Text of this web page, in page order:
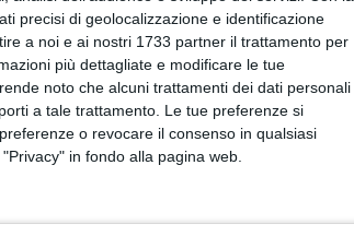
precisi di geolocalizzazione e identificazione
a noi e ai nostri 1733 partner il trattamento per
più dettagliate e modificare le tue
noto che alcuni trattamenti dei dati personali
a tale trattamento. Le tue preferenze si
o revocare il consenso in qualsiasi
in fondo alla pagina web.
Nord
a Xylella»
al nuovo